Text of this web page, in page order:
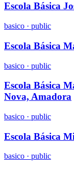
Escola Básica
basico · public
Escola Básica
basico · public
Escola Básica
Nova, Amadora
basico · public
Escola Básica
basico · public